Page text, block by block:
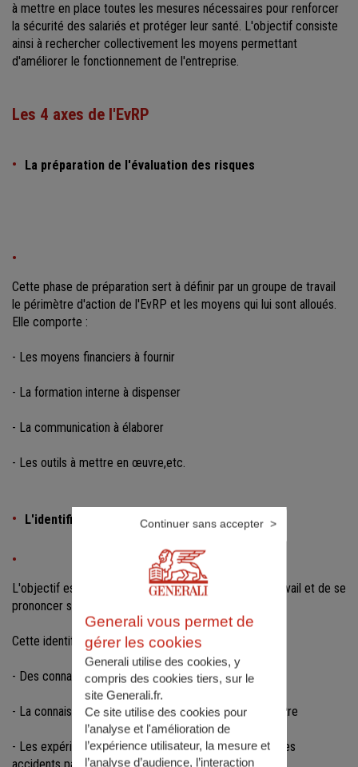
à mettre en place toutes les mesures nécessaires pour renforcer
la sécurité des salariés et protéger leur santé. L'objectif consiste
ainsi à rechercher collectivement les moyens permettant
d'améliorer le fonctionnement de l'entreprise.
Les 4 axes de l'EvRP
La préparation de l'évaluation des risques
Cette phase de préparation sert à définir par un groupe de travail
le périmètre d'action de l'EvRP et les moyens qui lui sont alloués.
Elle comporte :
- Les moyens financiers à fournir
- La formation interne à dispenser
- La communication à élaborer
- Les outils à mettre en œuvre,etc.
L'identification des risques
L'objectif est de repérer les risques d'accidents du travail et de se
prononcer sur l'exposition aux dangers encourus.
Cette identification peut se baser sur :
- Des connaissances scientifiques et techniques
- La connaissance et la réalisation potentielle d'un sinistre
- Les expériences et les savoir-faire des participants, les
Generali vous permet de
gérer les cookies
Generali utilise des cookies, y
compris des cookies tiers, sur le
site Generali.fr.
Ce site utilise des cookies pour
l’analyse et l'amélioration de
l’expérience utilisateur, la mesure et
l’analyse d’audience, l’interaction
Continuer sans accepter